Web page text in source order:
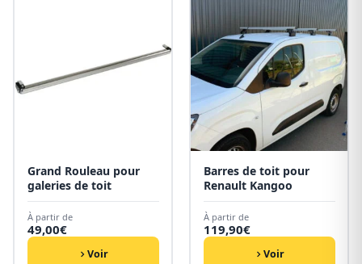
Grand Rouleau pour
galeries de toit
À partir de
49,00€
Voir
Barres de toit pour
Renault Kangoo
À partir de
119,90€
Voir